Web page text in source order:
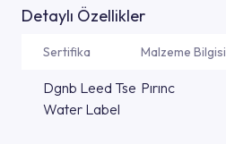
Detaylı Özellikler
Sertifika Malzeme Bilgisi
Dgnb Leed Tse
Water Label
Pırınc